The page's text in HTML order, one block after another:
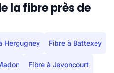
la fibre près de
Hergugney Fibre à Battexey
Fibre à Jevoncourt